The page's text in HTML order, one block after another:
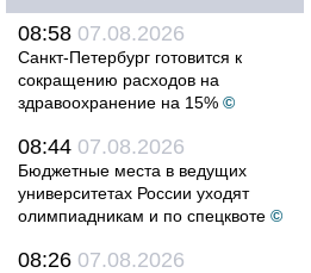
08:58 07.08.2026
Санкт-Петербург готовится к
сокращению расходов на
здравоохранение на 15% ©
08:44 07.08.2026
Бюджетные места в ведущих
университетах России уходят
олимпиадникам и по спецквоте ©
08:26 07.08.2026